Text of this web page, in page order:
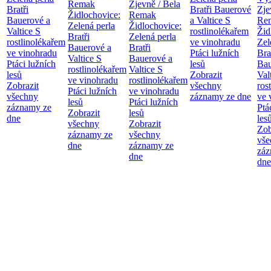
Bratři
Bauerové a
Valtice S
rostlinolékařem
ve vinohradu
Ptáci lužních
lesů
Zobrazit
všechny
záznamy ze
dne
Remak
Židlochovice:
Zelená perla
Bratři
Bauerové a
Valtice S
rostlinolékařem
ve vinohradu
Ptáci lužních
lesů
Zobrazit
všechny
záznamy ze
dne
Zjevně / Bela
Remak
Židlochovice:
Zelená perla
Bratři
Bauerové a
Valtice S
rostlinolékařem
ve vinohradu
Ptáci lužních
lesů
Zobrazit
všechny
záznamy ze
dne
Bratři Bauerové
a Valtice S
rostlinolékařem
ve vinohradu
Ptáci lužních
lesů
Zobrazit
všechny
záznamy ze dne ve
dne